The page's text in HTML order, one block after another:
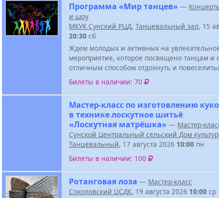
Программа «Мир танцев» —
и шоу
МКУК Сунский РЦД, Танцевальный зал, 15
20:30 сб
Ждем молодых и активных на
мероприятие, которое посвящено танцам и
отличным способом отдохнуть и
Билеты в наличии: 70
Мастер-класс по изготовлению
в технике лоскутное шитьё
«Лоскутная матрёшка» — Мастер-
Сунской Центральный сельский Дом
Танцевальный, 17 августа 2026 10:00 пн
Билеты в наличии: 100
Ротанговая лоза — Мастер-класс
Соколовский ЦСДК, 19 августа 2026 10:00 ср